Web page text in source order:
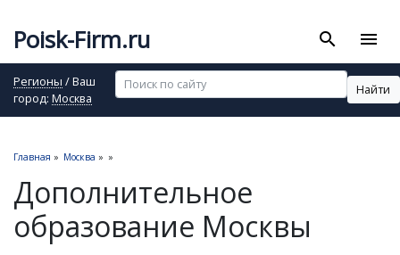
Poisk-Firm.ru search menu
Регионы / Ваш
город: Москва
Найти
Главная » Москва » »
Дополнительное
образование Москвы